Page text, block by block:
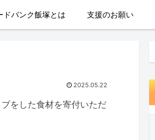
ドバンク飯塚とは 支援のお願い
2025.05.22
をした食材を寄付いただ